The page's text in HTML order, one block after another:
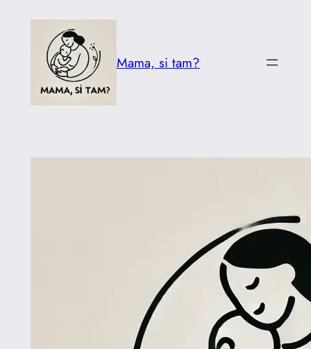
Prejsť
Mama, si tam?